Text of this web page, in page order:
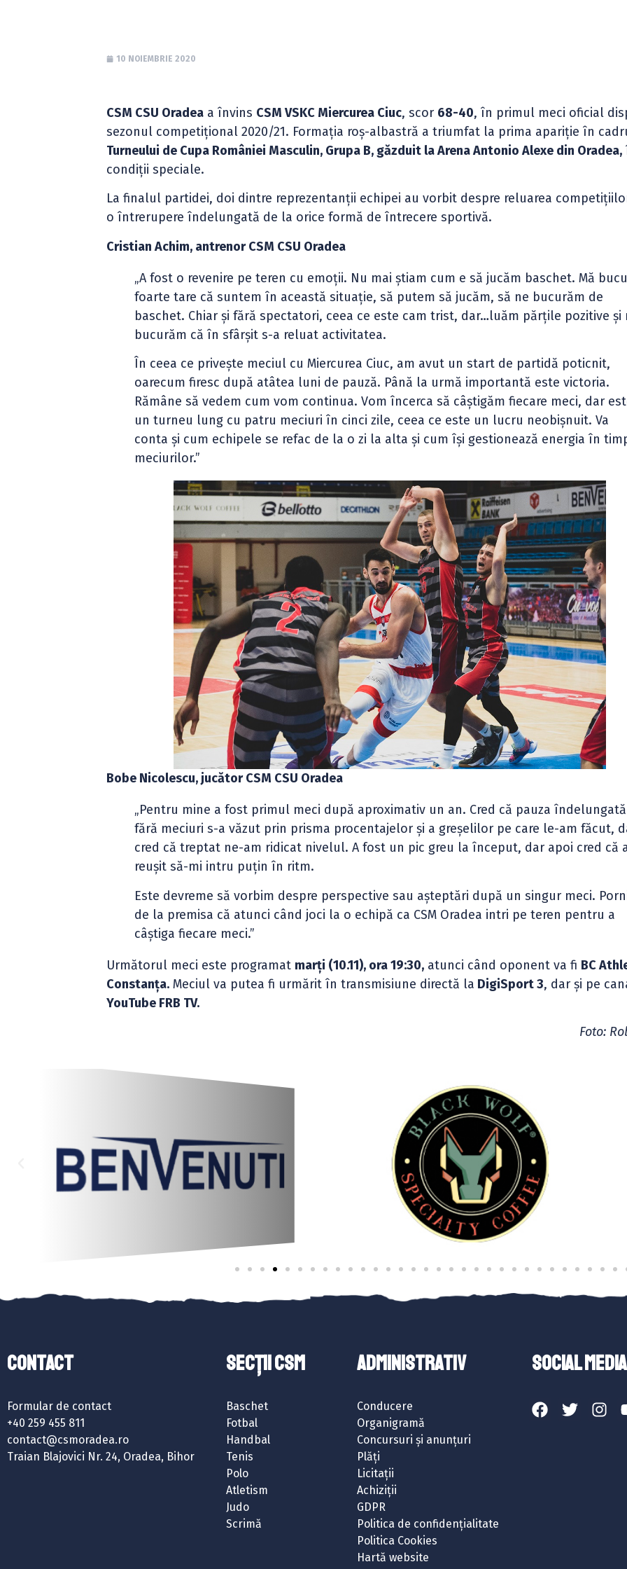
10 NOIEMBRIE 2020
CSM CSU Oradea a învins CSM VSKC Miercurea Ciuc, scor 68-40, în primul meci oficial
sezonul competițional 2020/21. Formația roș-albastră a triumfat la prima apariție în
Turneului de Cupa României Masculin, Grupa B, găzduit la Arena Antonio Alexe din Oradea,
condiții speciale.
La finalul partidei, doi dintre reprezentanții echipei au vorbit despre reluarea
o întrerupere îndelungată de la orice formă de întrecere sportivă.
Cristian Achim, antrenor CSM CSU Oradea
„A fost o revenire pe teren cu emoții. Nu mai știam cum e să jucăm baschet. Mă
foarte tare că suntem în această situație, să putem să jucăm, să ne bucurăm de
baschet. Chiar și fără spectatori, ceea ce este cam trist, dar…luăm părțile pozitive și
bucurăm că în sfârșit s-a reluat activitatea.
În ceea ce privește meciul cu Miercurea Ciuc, am avut un start de partidă poticnit,
oarecum firesc după atâtea luni de pauză. Până la urmă importantă este victoria.
Rămâne să vedem cum vom continua. Vom încerca să câștigăm fiecare meci, dar
un turneu lung cu patru meciuri în cinci zile, ceea ce este un lucru neobișnuit. Va
conta și cum echipele se refac de la o zi la alta și cum își gestionează energia în
meciurilor.”
Bobe Nicolescu, jucător CSM CSU Oradea
„Pentru mine a fost primul meci după aproximativ un an. Cred că pauza îndelungată
fără meciuri s-a văzut prin prisma procentajelor și a greșelilor pe care le-am făcut,
cred că treptat ne-am ridicat nivelul. A fost un pic greu la început, dar apoi cred că
reușit să-mi intru puțin în ritm.
Este devreme să vorbim despre perspective sau așteptări după un singur meci.
de la premisa că atunci când joci la o echipă ca CSM Oradea intri pe teren pentru a
câștiga fiecare meci.”
Următorul meci este programat marți (10.11), ora 19:30, atunci când oponent va fi BC
Constanța. Meciul va putea fi urmărit în transmisiune directă la DigiSport 3, dar și pe
YouTube FRB TV.
Foto:
Contact
Formular de contact
+40 259 455 811
contact@csmoradea.ro
Traian Blajovici Nr. 24, Oradea, Bihor
SECȚII CSM
Baschet
Fotbal
Handbal
Tenis
Polo
Atletism
Judo
Scrimă
ADMINISTRATIV
Conducere
Organigramă
Concursuri și anunțuri
Plăți
Licitații
Achiziții
GDPR
Politica de confidențialitate
Politica Cookies
Hartă website
SOCIAL MEDIA